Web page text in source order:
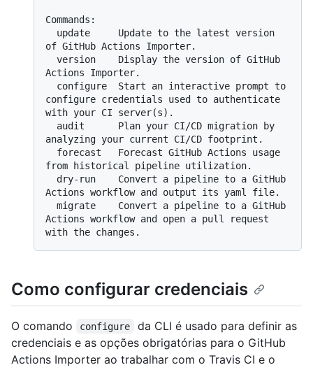
Commands:
of GitHub Actions Importer.
Actions Importer.
configure credentials used to authenticate
with your CI server(s).
analyzing your current CI/CD footprint.
from historical pipeline utilization.
Actions workflow and output its yaml file.
Actions workflow and open a pull request
Como configurar credenciais
O comando configure
da CLI é usado para definir as
credenciais e as opções obrigatórias para o GitHub
Actions Importer ao trabalhar com o Travis CI e o